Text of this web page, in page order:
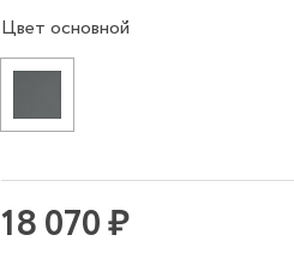
Цвет основной
18 070 ₽